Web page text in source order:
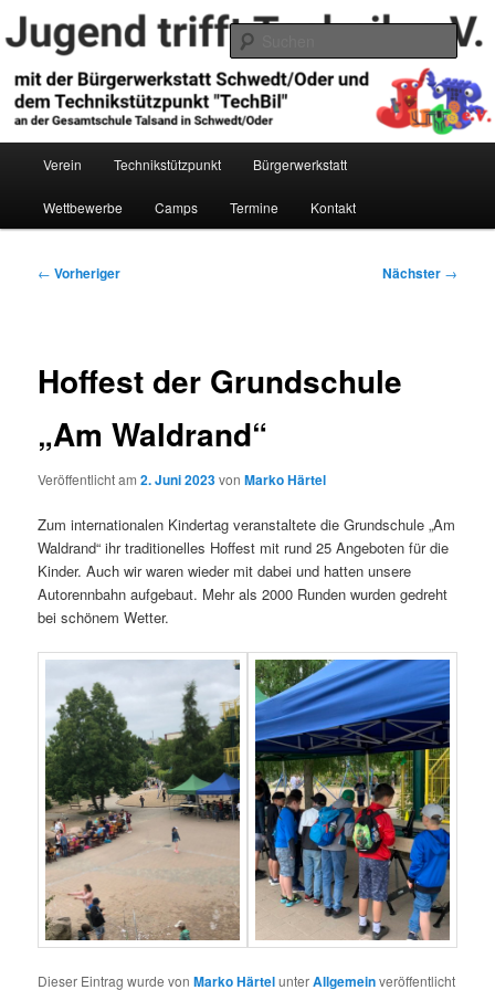
Zum
primären
springenJugend trifft Technik e.V.
Verein Technikstützpunkt Bürgerwerkstatt
Wettbewerbe Camps Termine Kontakt
Beitragsnavigation
← Vorheriger Nächster →
Hoffest der Grundschule
„Am Waldrand“
Veröffentlicht am2. Juni 2023vonMarko Härtel
Zum internationalen Kindertag veranstaltete die Grundschule „Am
Waldrand“ ihr traditionelles Hoffest mit rund 25 Angeboten für die
Kinder. Auch wir waren wieder mit dabei und hatten unsere
Autorennbahn aufgebaut. Mehr als 2000 Runden wurden gedreht
bei schönem Wetter.
Dieser Eintrag wurde vonMarko HärtelunterAllgemeinveröffentlicht